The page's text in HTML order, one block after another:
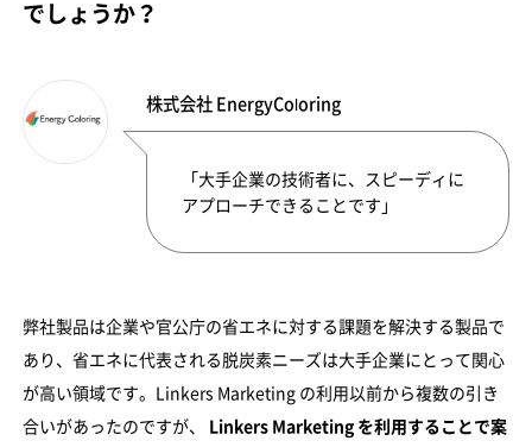
でしょうか？
株式会社 EnergyColoring
「大手企業の技術者に、スピーディに
アプローチできることです」
弊社製品は企業や官公庁の省エネに対する課題を解決する製品で
あり、省エネに代表される脱炭素ニーズは大手企業にとって関心
が高い領域です。Linkers Marketing の利用以前から複数の引き
合いがあったのですが、
Linkers Marketing を利用することで案